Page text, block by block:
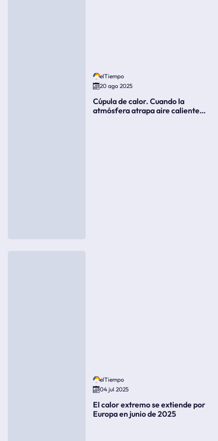
elTiempo
20 ago 2025
Cúpula de calor. Cuando la
atmósfera atrapa aire caliente
elTiempo
04 jul 2025
El calor extremo se extiende por
Europa en junio de 2025